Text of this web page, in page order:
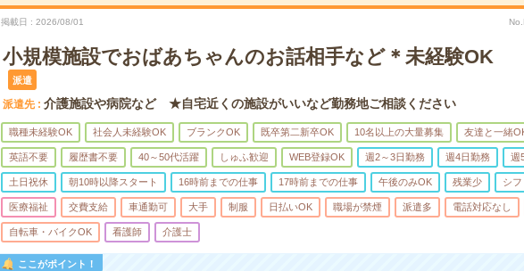
掲載日 2026/08/01
小規模施設でおばあちゃんのお話相手など＊未経験OK
派遣
派遣先 介護施設や病院など ★自宅近くの施設がいいなど勤務地ご相談ください
職種未経験OK 社会人未経験OK ブランクOK 既卒第二新卒OK 10名以上の大量募集 友達と一緒
英語不要 履歴書不要 40～50代活躍 しゅふ歓迎 WEB登録OK 週2～3日勤務 週4日勤務 週
土日祝休 朝10時以降スタート 16時前までの仕事 17時前までの仕事 午後のみOK 残業少 シフ
医療福祉 交費支給 車通勤可 大手 制服 日払いOK 職場が禁煙 派遣多 電話対応なし
自転車・バイクOK 看護師 介護士
ここがポイント！